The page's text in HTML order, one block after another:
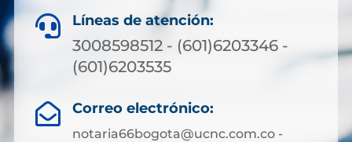
 Líneas de atención:
3008598512 - (601)6203346 -
(601)6203535
 Correo electrónico:
notaria66bogota@ucnc.com.co -